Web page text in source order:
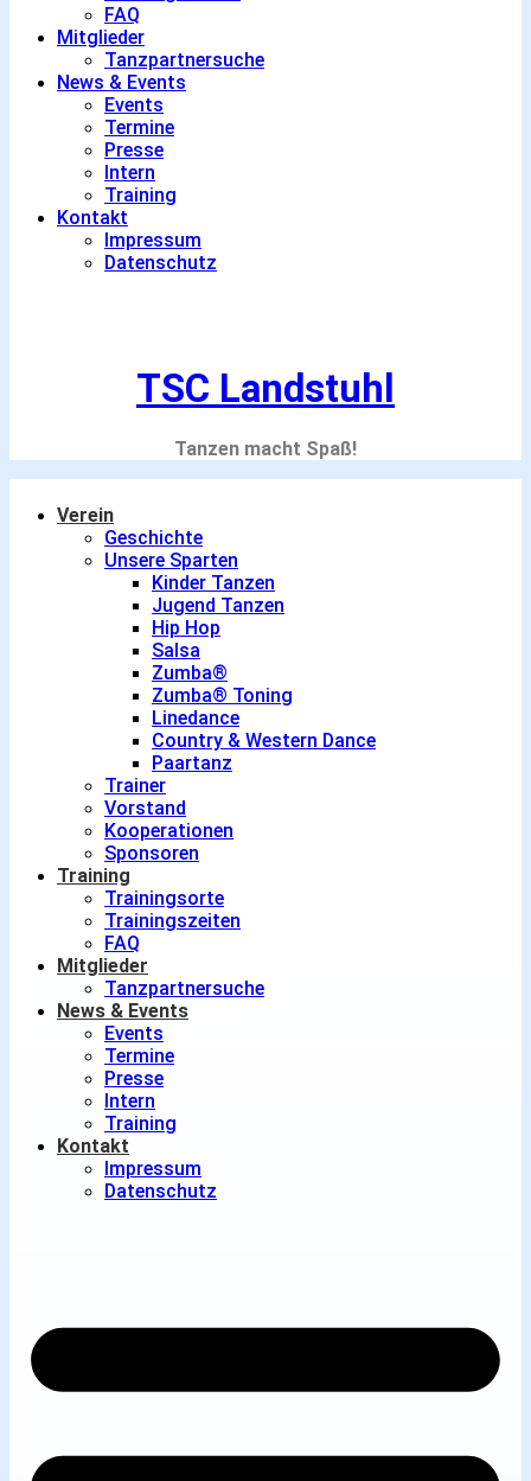
FAQ
Mitglieder
Tanzpartnersuche
News & Events
Events
Termine
Presse
Intern
Training
Kontakt
Impressum
Datenschutz
TSC Landstuhl
Tanzen macht Spaß!
Verein
Geschichte
Unsere Sparten
Kinder Tanzen
Jugend Tanzen
Hip Hop
Salsa
Zumba®
Zumba® Toning
Linedance
Country & Western Dance
Paartanz
Trainer
Vorstand
Kooperationen
Sponsoren
Training
Trainingsorte
Trainingszeiten
FAQ
Mitglieder
Tanzpartnersuche
News & Events
Events
Termine
Presse
Intern
Training
Kontakt
Impressum
Datenschutz